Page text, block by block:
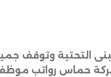
التحتية وتوقف
حماس رواتب